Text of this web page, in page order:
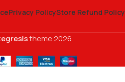
Privacy PolicyStore Refund Policy
theme2026.